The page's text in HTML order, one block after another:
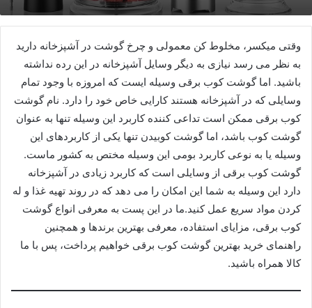
وقتی میکسر، مخلوط کن معمولی و چرخ گوشت در آشپزخانه دارید
به نظر می رسد نیازی به دیگر وسایل آشپزخانه در این رده نداشته
باشید. اما گوشت کوب برقی وسیله ایست که امروزه با وجود تمام
وسایلی که در آشپزخانه هستند کارایی خاص خود را دارد. نام گوشت
کوب برقی ممکن است تداعی کننده کاربرد این وسیله تنها به عنوان
گوشت کوب باشد، اما گوشت کوبیدن تنها یکی از کاربردهای این
وسیله یا به نوعی کاربرد بومی این وسیله مختص به کشور ماست.
گوشت کوب برقی از وسایلی است که کاربرد زیادی در آشپزخانه
دارد این وسیله به شما این امکان را می دهد که در روند تهیه غذا و له
کردن مواد سریع عمل کنید.ما در این پست به معرفی انواع گوشت
کوب برقی، مزایای استفاده، معرفی بهترین برندها و همچنین
راهنمای خرید بهترین گوشت کوب برقی خواهیم پرداخت، پس با ما
کالا همراه باشید.